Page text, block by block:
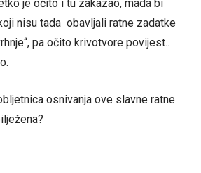
je očito i tu zakazao, mada bi
nisu tada obavljali ratne zadatke
pa očito krivotvore povijest..
osnivanja ove slavne ratne